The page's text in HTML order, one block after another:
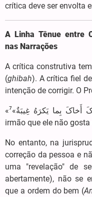
crítica deve ser envolta
A Linha Tênue entre
nas Narrações
A crítica construtiva
(ghibah). A crítica fiel
intenção de corrigir. O
«ذِکرُکَ أَخاکَ بِما یَکرَهُ غِیبَةٌ»⁷ — "Mencionar algo sobre seu
irmão que ele não
No entanto, na
correção da pessoa e
uma "revelação" de
abertamente), não se
que a ordem do bem (